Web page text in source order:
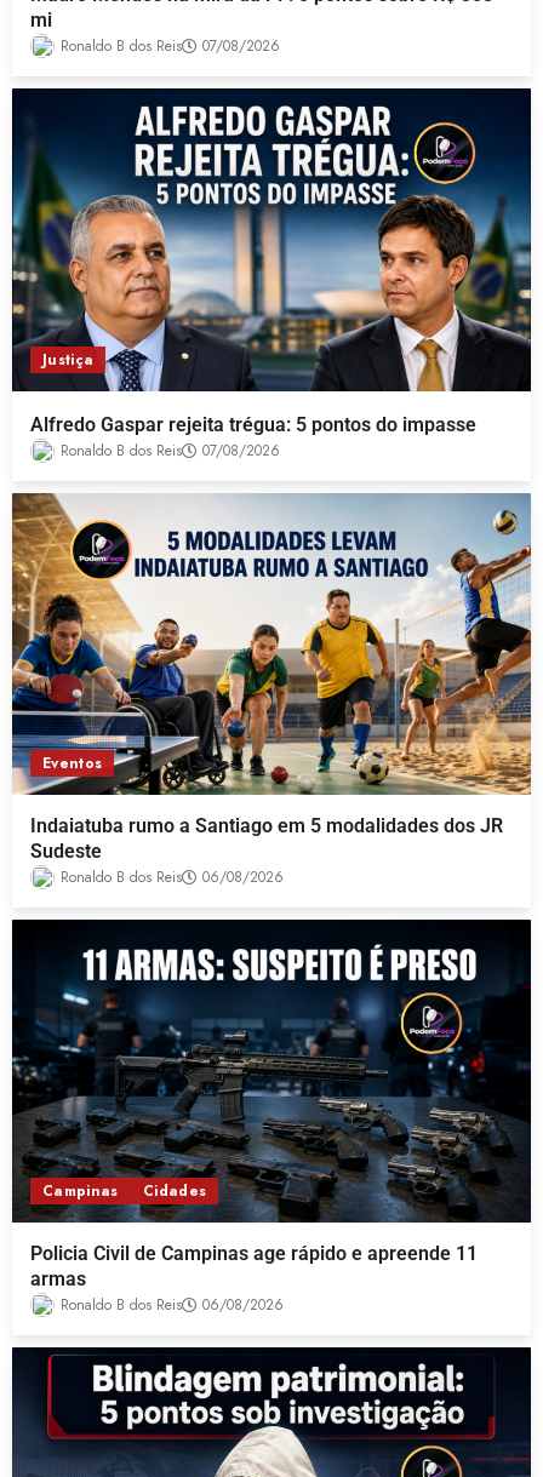
mi
Ronaldo B dos Reis 07/08/2026
Justiça
Alfredo Gaspar rejeita trégua: 5 pontos do impasse
Ronaldo B dos Reis 07/08/2026
Eventos
Indaiatuba rumo a Santiago em 5 modalidades dos JR
Sudeste
Ronaldo B dos Reis 06/08/2026
Campinas Cidades
Policia Civil de Campinas age rápido e apreende 11
armas
Ronaldo B dos Reis 06/08/2026